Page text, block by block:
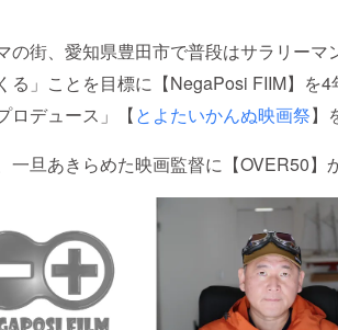
の街、愛知県豊田市で普段はサラリーマ
る」ことを目標に【NegaPosi FIIM】を
ロデュース」【とよたいかんぬ映画祭】
一旦あきらめた映画監督に【OVER50】